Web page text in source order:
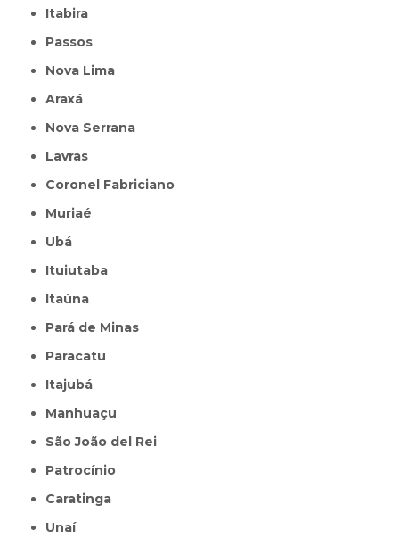
Itabira
Passos
Nova Lima
Araxá
Nova Serrana
Lavras
Coronel Fabriciano
Muriaé
Ubá
Ituiutaba
Itaúna
Pará de Minas
Paracatu
Itajubá
Manhuaçu
São João del Rei
Patrocínio
Caratinga
Unaí